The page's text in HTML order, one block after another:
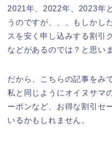
2021年、2022年、2023年
うのですが、、、もしかし
スを安く申し込みする割引
などがあるのでは？と思い
だから、こちらの記事をみ
私と同じようにオイヌサマ
ーポンなど、お得な割引セ
いるかもしれません。